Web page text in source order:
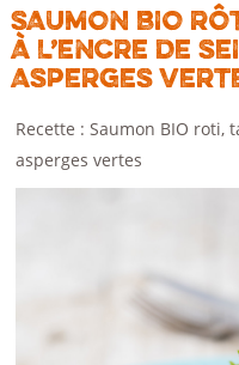
SAUMON BIO
À L’ENCRE DE
ASPERGES
Recette : Saumon BIO roti,
asperges vertes